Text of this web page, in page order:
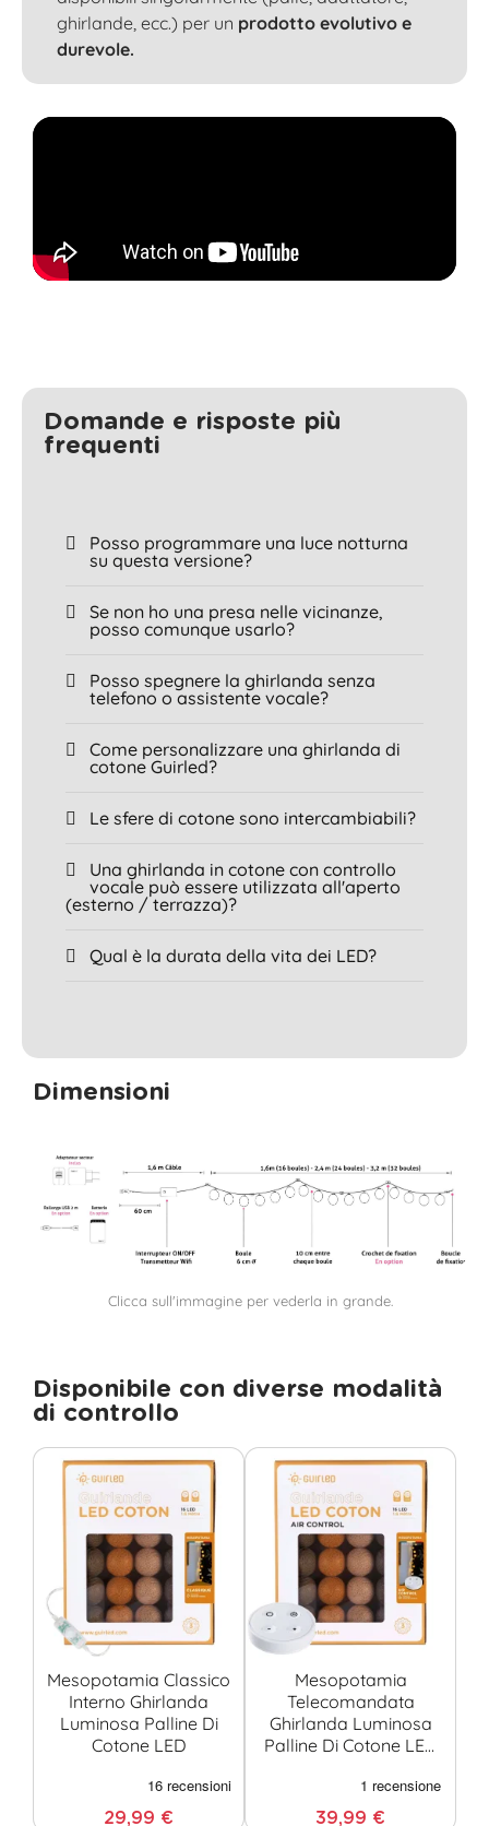
ghirlande, ecc.) per un prodotto evolutivo e
durevole.
Domande e risposte più
frequenti
Posso programmare una luce notturna
su questa versione?
Se non ho una presa nelle vicinanze,
posso comunque usarlo?
Posso spegnere la ghirlanda senza
telefono o assistente vocale?
Come personalizzare una ghirlanda di
cotone Guirled?
Le sfere di cotone sono intercambiabili?
Una ghirlanda in cotone con controllo
vocale può essere utilizzata all'aperto
(esterno / terrazza)?
Qual è la durata della vita dei LED?
Dimensioni
Clicca sull'immagine per vederla in grande.
Disponibile con diverse modalità
di controllo
Mesopotamia Classico
Interno Ghirlanda
Luminosa Palline Di
Cotone LED
29,99 €
Mesopotamia
Telecomandata
Ghirlanda Luminosa
Palline Di Cotone LED
39,99 €